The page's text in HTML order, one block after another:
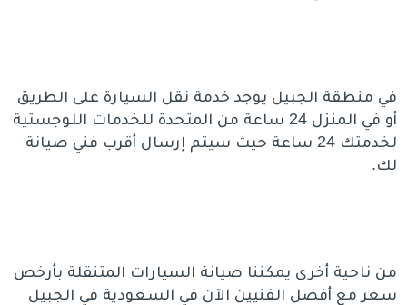
في منطقة الجبيل يوجد خدمة نقل السيارة على الطريق
أو في المنزل 24 ساعة من المتحدة للخدمات اللوجستية
لخدمتك 24 ساعة حيث سيتم إرسال أقرب فني صيانة
لك.
من ناحية أخرى يمكننا صيانة السيارات المتنقلة بأرخص
سعر مع أفضل الفنيين الآن في السعودية في الجبيل